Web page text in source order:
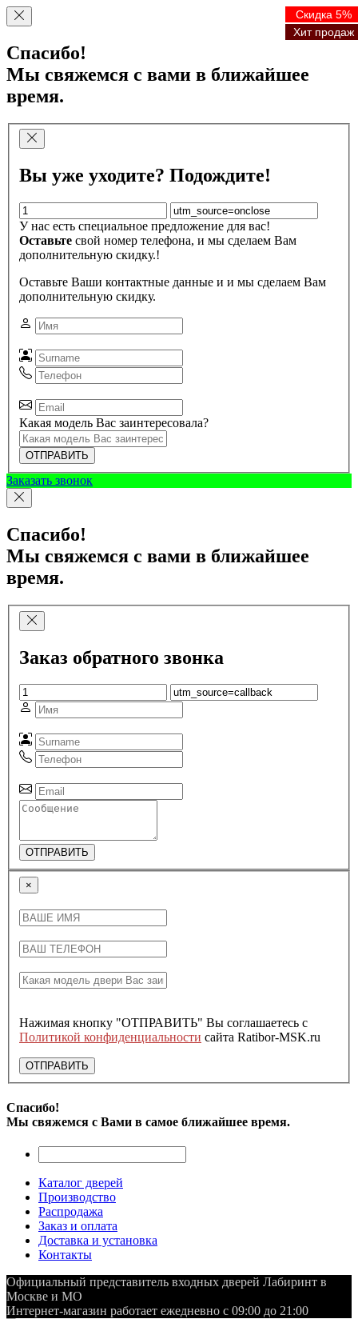
Спасибо!
Мы свяжемся с вами в ближайшее
время.
Вы уже уходите? Подождите!
У нас есть специальное предложение для вас!
Оставьте свой номер телефона, и мы сделаем Вам
дополнительную скидку.!
Оставьте Ваши контактные данные и и мы сделаем Вам
дополнительную скидку.
Какая модель Вас заинтересовала?
ОТПРАВИТЬ
Заказать звонок
Спасибо!
Мы свяжемся с вами в ближайшее
время.
Заказ обратного звонка
ОТПРАВИТЬ
×
Нажимая кнопку "ОТПРАВИТЬ" Вы соглашаетесь с
Политикой конфиденциальности сайта Ratibor-MSK.ru
ОТПРАВИТЬ
Спасибо!
Мы свяжемся с Вами в самое ближайшее время.
Каталог дверей
Производство
Распродажа
Заказ и оплата
Доставка и установка
Контакты
Официальный представитель входных дверей Лабиринт в
Москве и МО
Интернет-магазин работает ежедневно с 09:00 до 21:00
Скидка 5%
Хит продаж
Скидка 5%
Хит продаж
Скидка 5%
Хит продаж
Скидка 5%
Хит продаж